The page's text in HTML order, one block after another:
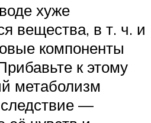
хуже
вещества, в т. ч. и
компоненты
к этому
метаболизм
—